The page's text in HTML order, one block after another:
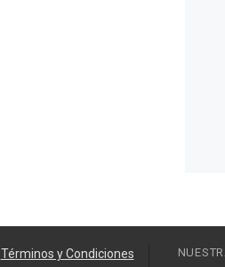
Términos y Condiciones